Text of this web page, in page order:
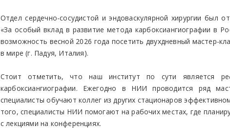
Отдел сердечно-сосудистой и эндоваскулярной хирургии был
«За особый вклад в развитие метода карбоксиангиографии в
возможность весной 2026 года посетить двухдневный мастер-
в мире (г. Падуя, Италия).
Стоит отметить, что наш институт по сути является
карбоксиангиографии. Ежегодно в НИИ проводится ряд
специалисты обучают коллег из других стационаров
того, специалисты НИИ помогают на рабочих местах, где
с лекциями на конференциях.